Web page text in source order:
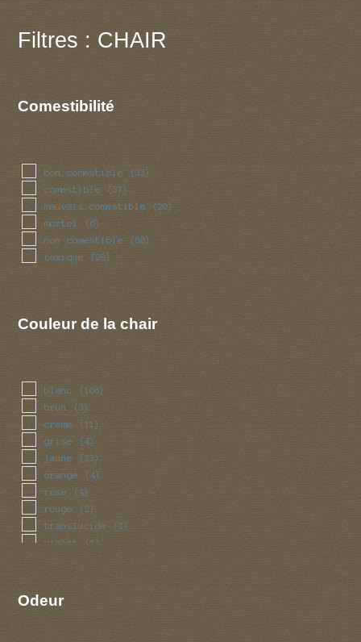
Filtres : CHAIR
Comestibilité
bon comestible (33)
comestible (37)
mauvais comestible (20)
mortel (6)
non comestible (50)
toxique (28)
Couleur de la chair
blanc (168)
brun (3)
creme (11)
grise (4)
jaune (23)
orange (4)
rose (4)
rouge (2)
translucide (2)
violet (1)
Odeur